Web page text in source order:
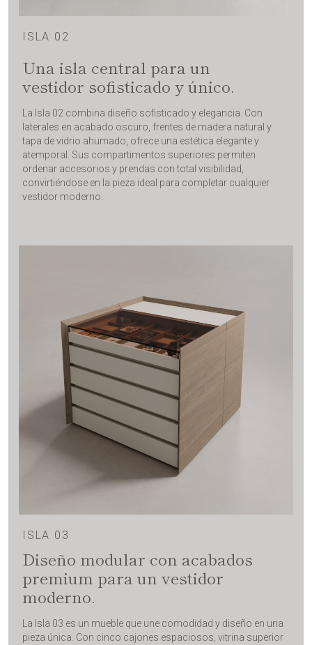
ISLA 02
Una isla central para un
vestidor sofisticado y único.
La Isla 02 combina diseño sofisticado y elegancia. Con
laterales en acabado oscuro, frentes de madera natural y
tapa de vidrio ahumado, ofrece una estética elegante y
atemporal. Sus compartimentos superiores permiten
ordenar accesorios y prendas con total visibilidad,
convirtiéndose en la pieza ideal para completar cualquier
vestidor moderno.
ISLA 03
Diseño modular con acabados
premium para un vestidor
moderno.
La Isla 03 es un mueble que une comodidad y diseño en una
pieza única. Con cinco cajones espaciosos, vitrina superior